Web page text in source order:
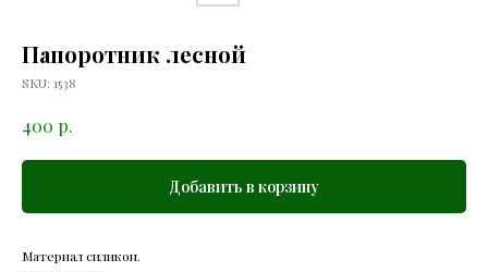
Папоротник лесной
SKU: 1538
400 р.
Добавить в корзину
Материал силикон.